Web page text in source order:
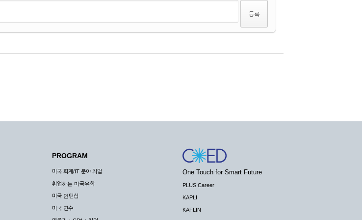
PROGRAM
미국 회계/IT 분야 취업
취업하는 미국유학
미국 인턴십
미국 연수
One Touch for Smart Future
PLUS Career
KAPLI
KAFLIN